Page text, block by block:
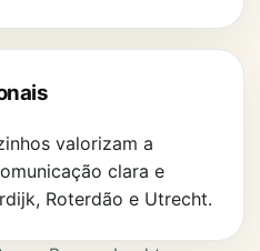
valorizam a
clara e
Roterdão e Utrecht.